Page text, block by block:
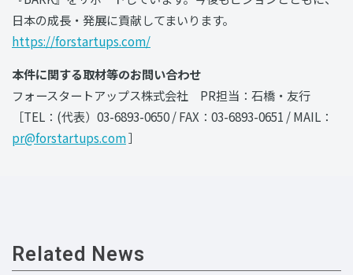
日本の成長・発展に貢献してまいります。
https://forstartups.com/
本件に関する取材等のお問い合わせ
フォースタートアップス株式会社 PR担当：石橋・友行
［TEL：(代表）03-6893-0650 / FAX：03-6893-0651 / MAIL：
pr@forstartups.com］
Related News